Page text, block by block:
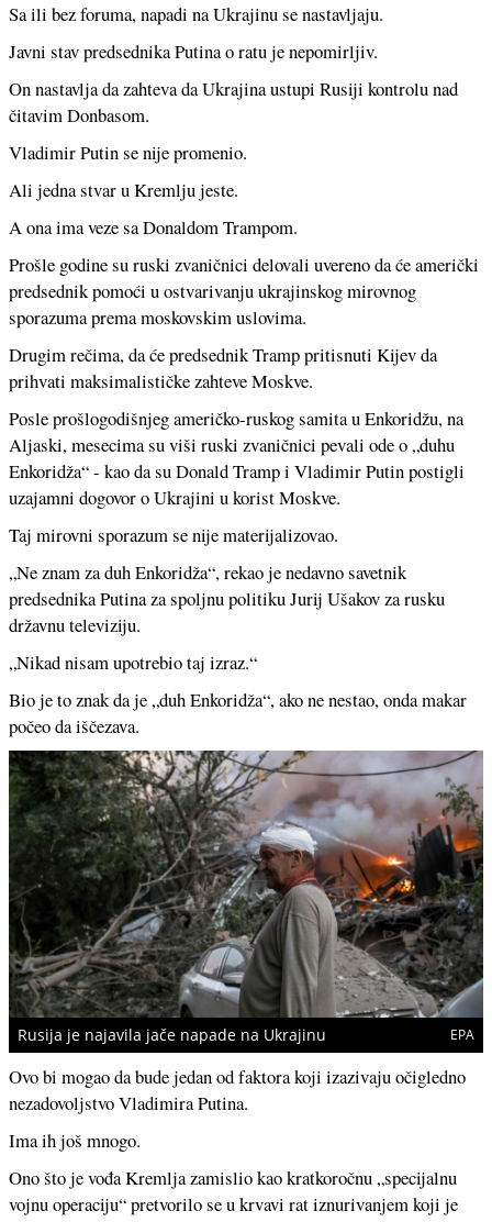
Sa ili bez foruma, napadi na Ukrajinu se nastavljaju.
Javni stav predsednika Putina o ratu je nepomirljiv.
On nastavlja da zahteva da Ukrajina ustupi Rusiji kontrolu nad
čitavim Donbasom.
Vladimir Putin se nije promenio.
Ali jedna stvar u Kremlju jeste.
A ona ima veze sa Donaldom Trampom.
Prošle godine su ruski zvaničnici delovali uvereno da će američki
predsednik pomoći u ostvarivanju ukrajinskog mirovnog
sporazuma prema moskovskim uslovima.
Drugim rečima, da će predsednik Tramp pritisnuti Kijev da
prihvati maksimalističke zahteve Moskve.
Posle prošlogodišnjeg američko-ruskog samita u Enkoridžu, na
Aljaski, mesecima su viši ruski zvaničnici pevali ode o „duhu
Enkoridža“ - kao da su Donald Tramp i Vladimir Putin postigli
uzajamni dogovor o Ukrajini u korist Moskve.
Taj mirovni sporazum se nije materijalizovao.
„Ne znam za duh Enkoridža“, rekao je nedavno savetnik
predsednika Putina za spoljnu politiku Jurij Ušakov za rusku
državnu televiziju.
„Nikad nisam upotrebio taj izraz.“
Bio je to znak da je „duh Enkoridža“, ako ne nestao, onda makar
počeo da iščezava.
EPA
Rusija je najavila jače napade na Ukrajinu
Ovo bi mogao da bude jedan od faktora koji izazivaju očigledno
nezadovoljstvo Vladimira Putina.
Ima ih još mnogo.
Ono što je vođa Kremlja zamislio kao kratkoročnu „specijalnu
vojnu operaciju“ pretvorilo se u krvavi rat iznurivanjem koji je